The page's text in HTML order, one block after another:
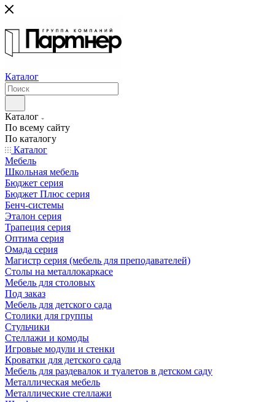
Каталог
Каталог
По всему сайту
По каталогу
Каталог
Мебель
Школьная мебель
Бюджет серия
Бюджет Плюс серия
Бенч-системы
Эталон серия
Трапеция серия
Оптима серия
Омада серия
Магистр серия (мебель для преподавателей)
Столы на металлокаркасе
Мебель для столовых
Под заказ
Мебель для детского сада
Столики для группы
Стульчики
Стеллажи и комоды
Игровые модули и стенки
Кроватки для детского сада
Мебель для раздевалок и туалетов в детском саду
Металлическая мебель
Металлические стеллажи